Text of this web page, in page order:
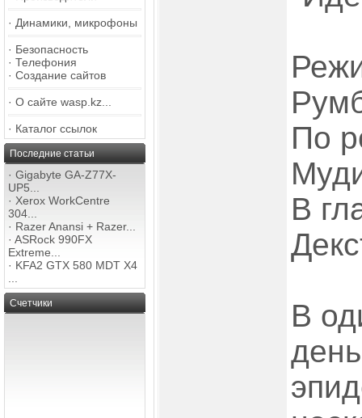
· Динамики, микрофоны
· Безопасность
· Телефония
· Создание сайтов
· О сайте wasp.kz...
· Каталог ссылок
Последние статьи
· Gigabyte GA-Z77X-
UP5...
· Xerox WorkCentre
304...
· Razer Anansi + Razer...
· ASRock 990FX
Extreme...
· KFA2 GTX 580 MDT X4
Счетчики
По
В
В